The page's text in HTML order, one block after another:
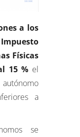
a los
Físicas
15 % el
a
se